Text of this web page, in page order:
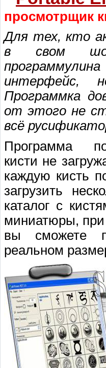
просмотрщик
Для тех, кто
в свом
интерфейс,
Программка
от этого не
всё
Программа
кисти не
каждую кисть
загрузить
каталог с
миниатюры, при
вы сможете
реальном